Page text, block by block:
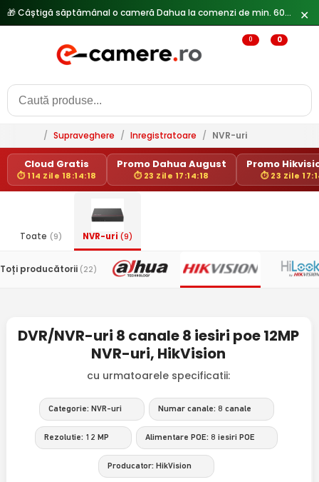
🎁 Câștigă săptămânal o cameră Dahua la comenzi de min. 600 lei — ✕
0 0
/ Supraveghere / Inregistratoare / NVR-uri
Cloud Gratis
⏱ 114 Zile 18:14:17
Promo Dahua August
⏱ 23 Zile 17:14:17
Promo
⏱ 23 Zile
Toate (9) NVR-uri (9)
Toți producătorii (22)
DVR/NVR-uri 8 canale 8 iesiri poe 12MP
NVR-uri, HikVision
cu urmatoarele specificatii:
Categorie: NVR-uri Numar canale: 8 canale
Rezolutie: 12 MP Alimentare POE: 8 iesiri POE
Producator: HikVision